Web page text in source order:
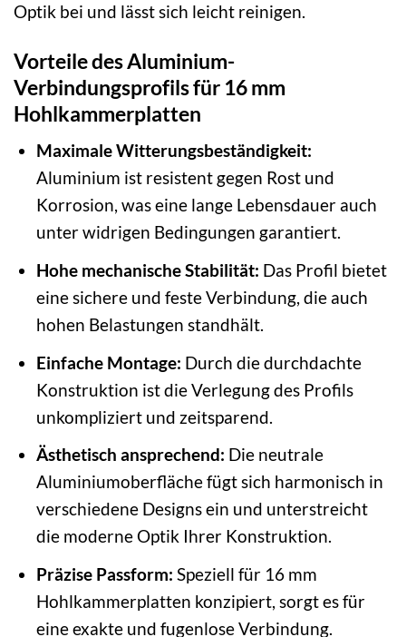
Optik bei und lässt sich leicht reinigen.
Vorteile des Aluminium-
Verbindungsprofils für 16 mm
Hohlkammerplatten
Maximale Witterungsbeständigkeit:
Aluminium ist resistent gegen Rost und
Korrosion, was eine lange Lebensdauer auch
unter widrigen Bedingungen garantiert.
Hohe mechanische Stabilität: Das Profil bietet
eine sichere und feste Verbindung, die auch
hohen Belastungen standhält.
Einfache Montage: Durch die durchdachte
Konstruktion ist die Verlegung des Profils
unkompliziert und zeitsparend.
Ästhetisch ansprechend: Die neutrale
Aluminiumoberfläche fügt sich harmonisch in
verschiedene Designs ein und unterstreicht
die moderne Optik Ihrer Konstruktion.
Präzise Passform: Speziell für 16 mm
Hohlkammerplatten konzipiert, sorgt es für
eine exakte und fugenlose Verbindung.